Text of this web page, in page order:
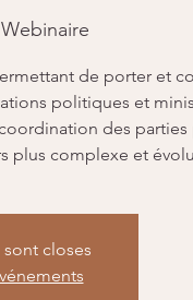
Webinaire
de porter et
politiques et
des parties
plus complexe et
closes